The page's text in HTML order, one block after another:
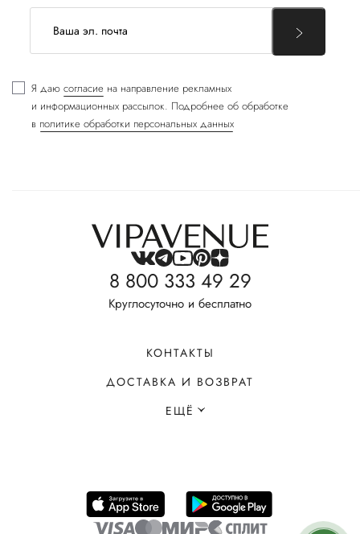
Я даю согласие на направление рекламных
и информационных рассылок. Подробнее об обработке
в политике обработки персональных данных
8 800 333 49 29
Круглосуточно и бесплатно
КОНТАКТЫ
ДОСТАВКА И ВОЗВРАТ
ЕЩЁ